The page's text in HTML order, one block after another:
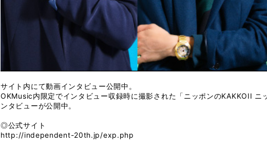
サイト内にて動画インタビュー公開中。
OKMusic内限定でインタビュー収録時に撮影された「ニッポンのKAKKOII ニ
ンタビューが公開中。
◎公式サイト
http://independent-20th.jp/exp.php